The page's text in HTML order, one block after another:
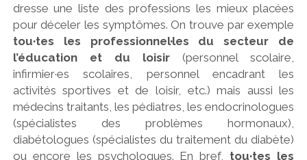
dresse une liste des professions les mieux placées
pour déceler les symptômes. On trouve par exemple
tou·tes les professionnel·les du secteur de
l’éducation et du loisir(personnel scolaire,
infirmier·es scolaires, personnel encadrant les
activités sportives et de loisir, etc.) mais aussi les
médecins traitants, les pédiatres, les endocrinologues
(spécialistes des problèmes hormonaux),
diabétologues (spécialistes du traitement du diabète)
ou encore les psychologues. En bref, tou·tes les